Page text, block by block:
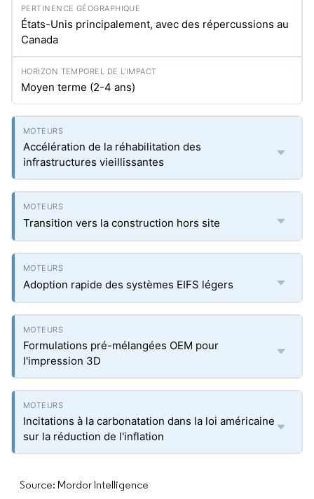
États-Unis principalement, avec des répercussions au
Canada
Moyen terme (2-4 ans)
Accélération de la réhabilitation des
infrastructures vieillissantes
Transition vers la construction hors site
Adoption rapide des systèmes EIFS légers
Formulations pré-mélangées OEM pour
l'impression 3D
Incitations à la carbonatation dans la loi américaine
sur la réduction de l'inflation
Source: Mordor Intelligence